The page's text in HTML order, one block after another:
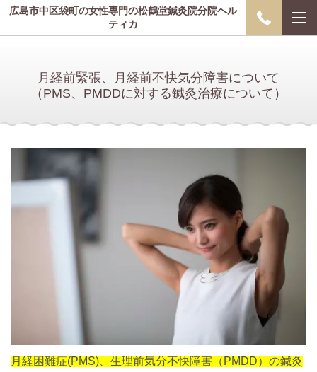
広島市中区袋町の女性専門の松鶴堂鍼灸院分院ヘル
ティカ
月経前緊張、月経前不快気分障害について
（PMS、PMDDに対する鍼灸治療について）
月経困難症(PMS) 、生理前気分不快障害（PMDD）の鍼灸